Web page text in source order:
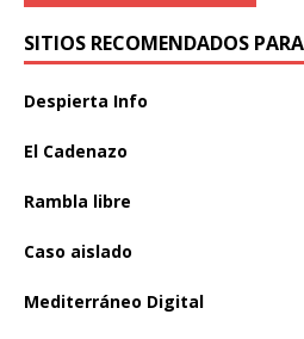
SITIOS RECOMENDADOS
Despierta Info
El Cadenazo
Rambla libre
Caso aislado
Mediterráneo Digital